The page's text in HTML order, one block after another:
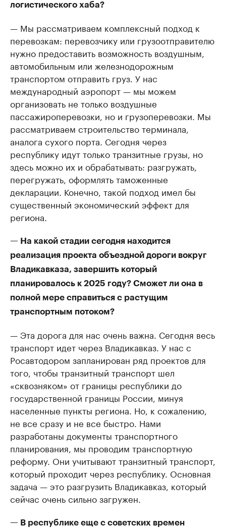
логистического хаба?
— Мы рассматриваем комплексный подход к
перевозкам: перевозчику или грузоотправителю
нужно предоставить возможность воздушным,
автомобильным или железнодорожным
транспортом отправить груз. У нас
международный аэропорт — мы можем
организовать не только воздушные
пассажироперевозки, но и грузоперевозки. Мы
рассматриваем строительство терминала,
аналога сухого порта. Сегодня через
республику идут только транзитные грузы, но
здесь можно их и обрабатывать: разгружать,
перегружать, оформлять таможенные
декларации. Конечно, такой подход имел бы
существенный экономический эффект для
региона.
— На какой стадии сегодня находится
реализация проекта объездной дороги вокруг
Владикавказа, завершить который
планировалось к 2025 году? Сможет ли она в
полной мере справиться с растущим
транспортным потоком?
— Эта дорога для нас очень важна. Сегодня весь
транспорт идет через Владикавказ. У нас с
Росавтодором запланирован ряд проектов для
того, чтобы транзитный транспорт шел
«сквозняком» от границы республики до
государственной границы России, минуя
населенные пункты региона. Но, к сожалению,
не все сразу и не все быстро. Нами
разработаны документы транспортного
планирования, мы проводим транспортную
реформу. Они учитывают транзитный транспорт,
который проходит через республику. Основная
задача — это разгрузить Владикавказ, который
сейчас очень сильно загружен.
— В республике еще с советских времен